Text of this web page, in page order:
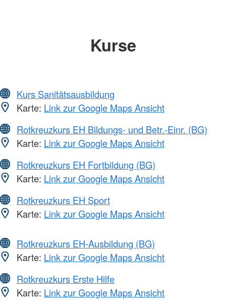
Kurse
Kurs Sanitätsausbildung
Karte: Link zur Google Maps Ansicht
Rotkreuzkurs EH Bildungs- und Betr.-Einr. (BG)
Karte: Link zur Google Maps Ansicht
Rotkreuzkurs EH Fortbildung (BG)
Karte: Link zur Google Maps Ansicht
Rotkreuzkurs EH Sport
Karte: Link zur Google Maps Ansicht
Rotkreuzkurs EH-Ausbildung (BG)
Karte: Link zur Google Maps Ansicht
Rotkreuzkurs Erste Hilfe
Karte: Link zur Google Maps Ansicht